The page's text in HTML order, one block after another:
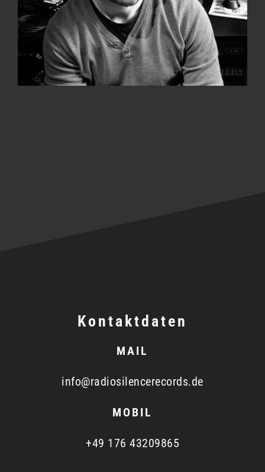
Kontaktdaten
MAIL
info@radiosilencerecords.de
MOBIL
+49 176 43209865